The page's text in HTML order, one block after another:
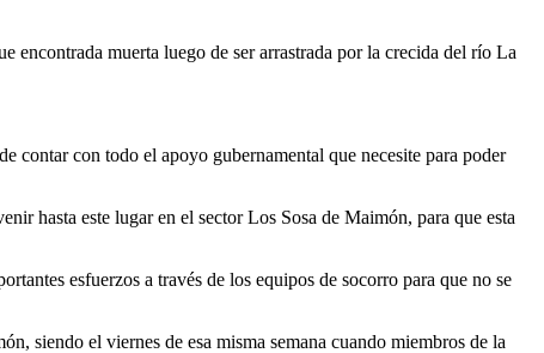
encontrada muerta luego de ser arrastrada por la crecida del río La
contar con todo el apoyo gubernamental que necesite para poder
hasta este lugar en el sector Los Sosa de Maimón, para que esta
esfuerzos a través de los equipos de socorro para que no se
siendo el viernes de esa misma semana cuando miembros de la